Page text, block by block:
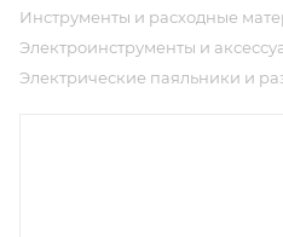
Инструменты и расходные
Электроинструменты и
Электрические паяльники и